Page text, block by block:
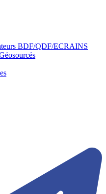
BDF/QDF/ECRAINS